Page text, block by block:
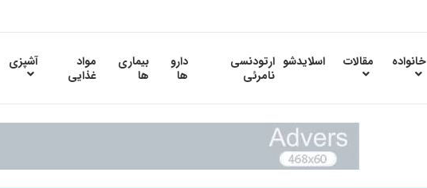
خانواده مقالات اسلایدشو ارتودنسی
نامرئی
دارو
ها
بیماری
ها
مواد
غذایی
آشپزی